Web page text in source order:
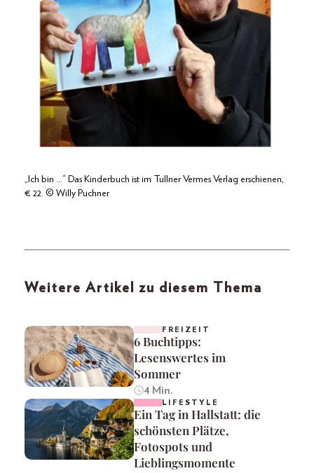
„Ich bin …“ Das Kinderbuch ist im Tullner Vermes Verlag erschienen,
€ 22. © Willy Puchner
Weitere Artikel zu diesem Thema
FREIZEIT
6 Buchtipps:
Lesenswertes im
Sommer
4 Min.
LIFESTYLE
Ein Tag in Hallstatt: die
schönsten Plätze,
Fotospots und
Lieblingsmomente